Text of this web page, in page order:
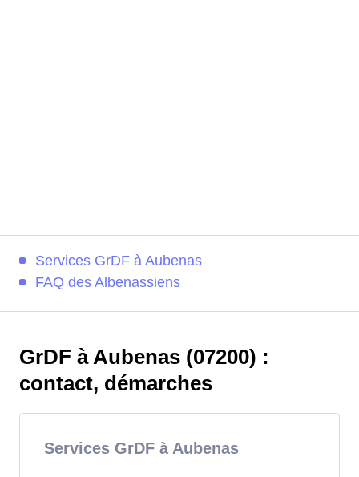
Services GrDF à Aubenas
FAQ des Albenassiens
GrDF à Aubenas (07200) :
contact, démarches
Services GrDF à Aubenas